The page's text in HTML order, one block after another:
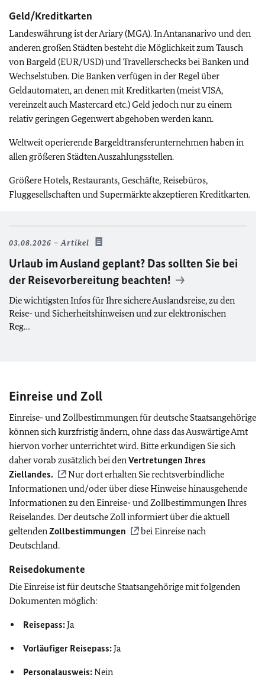
Geld/Kreditkarten
Landeswährung ist der Ariary (MGA). In Antananarivo und den
anderen großen Städten besteht die Möglichkeit zum Tausch
von Bargeld (EUR/USD) und Travellerschecks bei Banken und
Wechselstuben. Die Banken verfügen in der Regel über
Geldautomaten, an denen mit Kreditkarten (meist VISA,
vereinzelt auch Mastercard etc.) Geld jedoch nur zu einem
relativ geringen Gegenwert abgehoben werden kann.
Weltweit operierende Bargeldtransferunternehmen haben in
allen größeren Städten Auszahlungsstellen.
Größere Hotels, Restaurants, Geschäfte, Reisebüros,
Fluggesellschaften und Supermärkte akzeptieren Kreditkarten.
03.08.2026 Artikel
Urlaub im Ausland geplant? Das sollten Sie bei
der Reisevorbereitung beachten!
Die wichtigsten Infos für Ihre sichere Auslandsreise, zu den
Reise- und Sicherheitshinweisen und zur elektronischen
Reg…
Einreise und Zoll
Einreise- und Zollbestimmungen für deutsche Staatsangehörige
können sich kurzfristig ändern, ohne dass das Auswärtige Amt
hiervon vorher unterrichtet wird. Bitte erkundigen Sie sich
daher vorab zusätzlich bei denVertretungen Ihres
Ziellandes.
Nur dort erhalten Sie rechtsverbindliche
Informationen und/oder über diese Hinweise hinausgehende
Informationen zu den Einreise- und Zollbestimmungen Ihres
Reiselandes. Der deutsche Zoll informiert über die aktuell
geltendenZollbestimmungen
bei Einreise nach
Deutschland.
Reisedokumente
Die Einreise ist für deutsche Staatsangehörige mit folgenden
Dokumenten möglich:
Reisepass:Ja
Vorläufiger Reisepass:Ja
Personalausweis:Nein